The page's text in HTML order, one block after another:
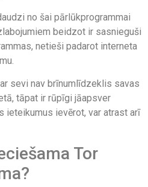
no šai pārlūkprogrammai
beidzot ir sasnieguši
netieši padarot interneta
sevi nav brīnumlīdzeklis savas
tāpat ir rūpīgi jāapsver
ieteikumus ievērot, var atrast arī
Tor